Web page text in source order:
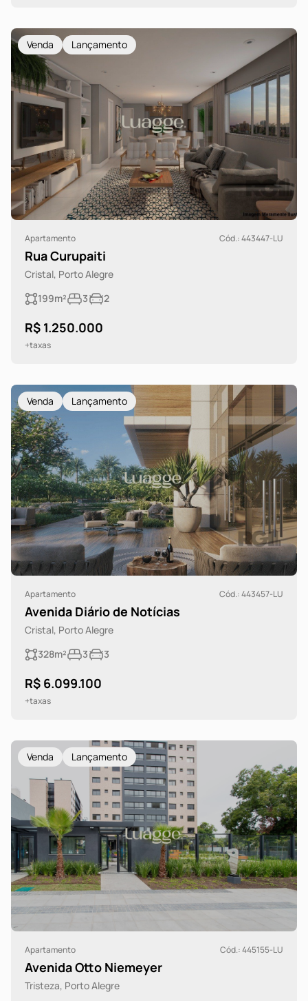
Venda Lançamento
Apartamento Cód.: 443447-LU
Rua Curupaiti
Cristal, Porto Alegre
199m²
3 2
R$ 1.250.000
+taxas
Venda Lançamento
Apartamento Cód.: 443457-LU
Avenida Diário de Notícias
Cristal, Porto Alegre
328m²
3 3
R$ 6.099.100
+taxas
Venda Lançamento
Apartamento Cód.: 445155-LU
Avenida Otto Niemeyer
Tristeza, Porto Alegre